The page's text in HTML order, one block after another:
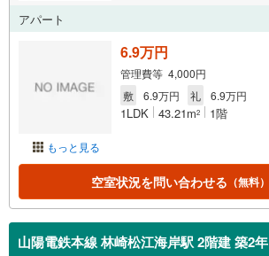
アパート
もっと見る
6.9万円
管理費等 4,000円
敷
6.9万円 礼 6.9万円
1LDK 43.21m2 1階
空室状況を問い合わせる （無料）
山陽電鉄本線 林崎松江海岸駅 2階建 築2年